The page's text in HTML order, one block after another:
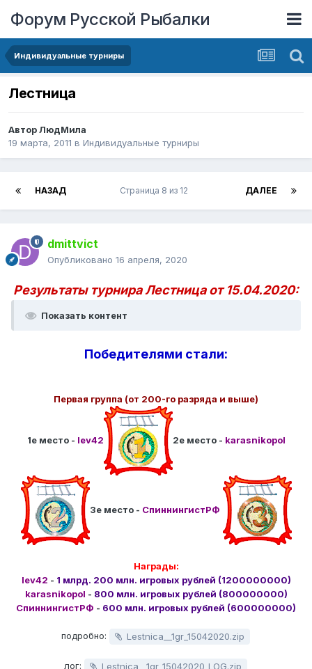
Форум Русской Рыбалки
Индивидуальные турниры
Лестница
АвторЛюдМила
19 марта, 2011 в Индивидуальные турниры
НАЗАД ДАЛЕЕ
Страница 8 из 12
dmittvict
Опубликовано 16 апреля, 2020
Результаты турнира Лестница от 15.04.2020:
Показать контент
Победителями стали:
Первая группа (от 200-го разряда и выше)
1е место - Iev42 2е место - karasnikopol
3е место - СпиннингистРФ
Награды:
Iev42 - 1 млрд. 200 млн. игровых рублей (1200000000)
karasnikopol - 800 млн. игровых рублей (800000000)
СпиннингистРФ - 600 млн. игровых рублей (600000000)
подробно: Lestnica__1gr_15042020.zip
лог: Lestnica__1gr_15042020_LOG.zip